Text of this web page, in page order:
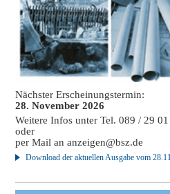
Nächster Erscheinungstermin:
28. November 2026
Weitere Infos unter Tel. 089 / 29
oder
per Mail ananzeigen@bsz.de
Download der aktuellen Ausgabe vom